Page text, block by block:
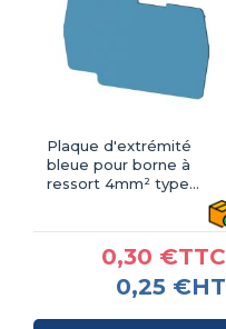
Plaque d'extrémité
bleue pour borne à
ressort 4mm² type
0,30 €TTC
0,25 €HT